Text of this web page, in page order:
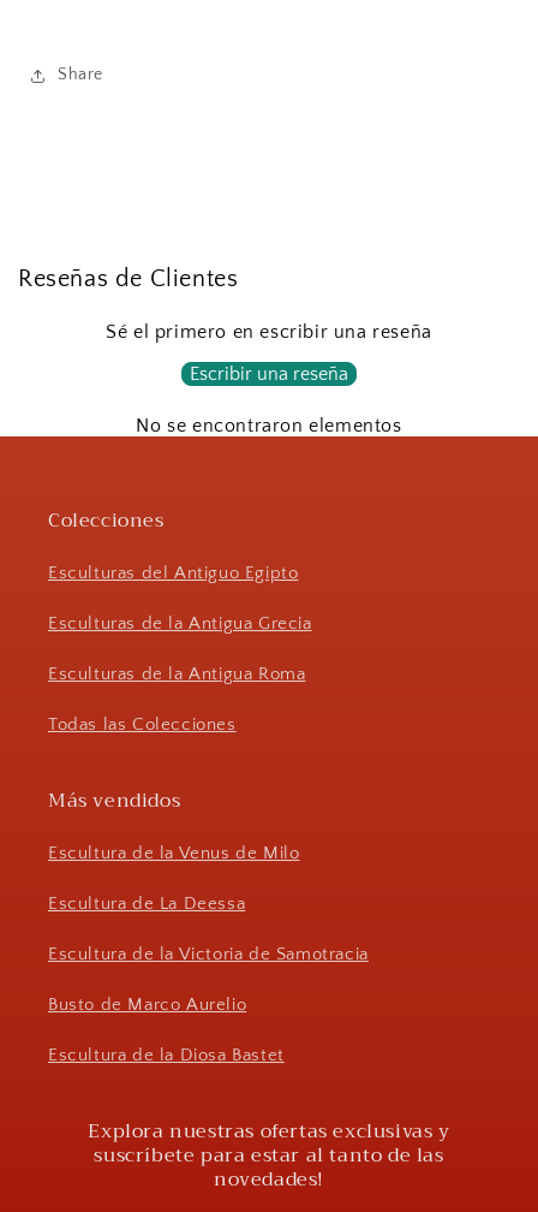
Share
Reseñas de Clientes
Sé el primero en escribir una reseña
Escribir una reseña
No se encontraron elementos
Colecciones
Esculturas del Antiguo Egipto
Esculturas de la Antigua Grecia
Esculturas de la Antigua Roma
Todas las Colecciones
Más vendidos
Escultura de la Venus de Milo
Escultura de La Deessa
Escultura de la Victoria de Samotracia
Busto de Marco Aurelio
Escultura de la Diosa Bastet
Explora nuestras ofertas exclusivas y
suscríbete para estar al tanto de las
novedades!